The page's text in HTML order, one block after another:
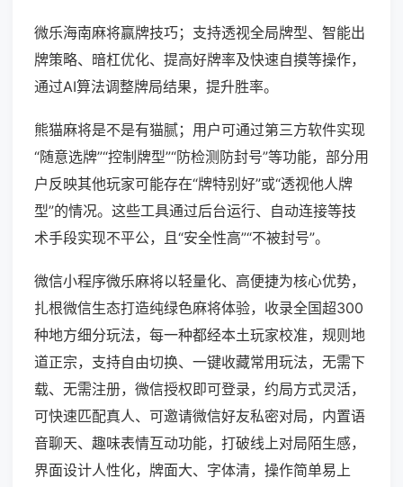
微乐海南麻将赢牌技巧；支持透视全局牌型、智能出
牌策略、暗杠优化、提高好牌率及快速自摸等操作，
通过AI算法调整牌局结果，提升胜率。
熊猫麻将是不是有猫腻；用户可通过第三方软件实现
“随意选牌”“控制牌型”“防检测防封号”等功能，部分用
户反映其他玩家可能存在“牌特别好”或“透视他人牌
型”的情况。这些工具通过后台运行、自动连接等技
术手段实现不平公，且“安全性高”“不被封号”。
微信小程序微乐麻将以轻量化、高便捷为核心优势，
扎根微信生态打造纯绿色麻将体验，收录全国超300
种地方细分玩法，每一种都经本土玩家校准，规则地
道正宗，支持自由切换、一键收藏常用玩法，无需下
载、无需注册，微信授权即可登录，约局方式灵活，
可快速匹配真人、可邀请微信好友私密对局，内置语
音聊天、趣味表情互动功能，打破线上对局陌生感，
界面设计人性化，牌面大、字体清，操作简单易上